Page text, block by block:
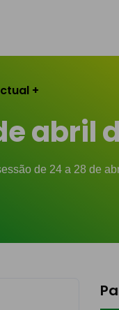
abril
de 24 a 28 de